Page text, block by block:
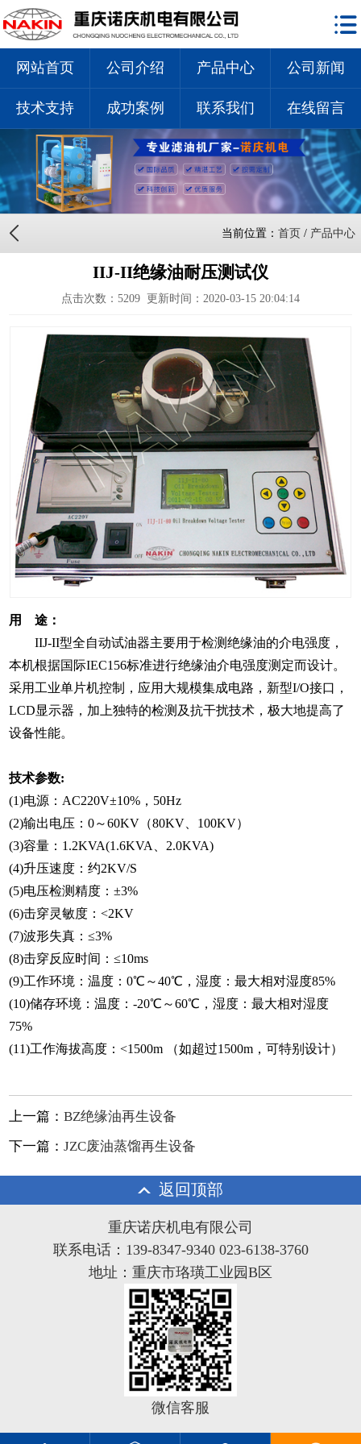
网站首页 公司介绍 产品中心 公司新闻
技术支持 成功案例 联系我们 在线留言
当前位置： 首页 / 产品中心
IIJ-II绝缘油耐压测试仪
点击次数： 5209 更新时间：2020-03-15 20:04:14
用 途：
IIJ-II型全自动试油器主要用于检测绝缘油的介电强度，
本机根据国际IEC156标准进行绝缘油介电强度测定而设计。
采用工业单片机控制，应用大规模集成电路，新型I/O接口，
LCD显示器，加上独特的检测及抗干扰技术，极大地提高了
设备性能。
技术参数:
(1)电源：AC220V±10%，50Hz
(2)输出电压：0～60KV（80KV、100KV）
(3)容量：1.2KVA(1.6KVA、2.0KVA)
(4)升压速度：约2KV/S
(5)电压检测精度：±3%
(6)击穿灵敏度：<2KV
(7)波形失真：≤3%
(8)击穿反应时间：≤10ms
(9)工作环境：温度：0℃～40℃，湿度：最大相对湿度85%
(10)储存环境：温度：-20℃～60℃，湿度：最大相对湿度
75%
(11)工作海拔高度：<1500m （如超过1500m，可特别设计）
上一篇：BZ绝缘油再生设备
下一篇：JZC废油蒸馏再生设备
返回顶部
重庆诺庆机电有限公司
联系电话：139-8347-9340 023-6138-3760
地址：重庆市珞璜工业园B区
微信客服